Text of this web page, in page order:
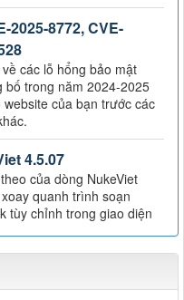
8772, CVE-
các lỗ hổng bảo mật
bố trong năm 2024-2025
của bạn trước các
4.5.07
của dòng NukeViet
quanh trình soạn
tùy chỉnh trong giao diện